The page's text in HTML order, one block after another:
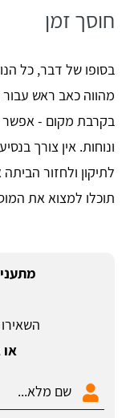
חוסך זמן
בסופו של דבר, כל
מהווה כאב ראש
בקרבת מקום - אפשר
ונוחות. אין צורך
לתיקון ולחזור
תוכלו למצוא את